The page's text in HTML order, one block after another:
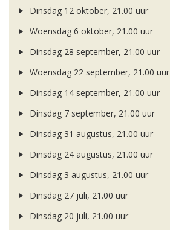
Dinsdag 12 oktober, 21.00 uur
Woensdag 6 oktober, 21.00 uur
Dinsdag 28 september, 21.00 uur
Woensdag 22 september, 21.00 uur
Dinsdag 14 september, 21.00 uur
Dinsdag 7 september, 21.00 uur
Dinsdag 31 augustus, 21.00 uur
Dinsdag 24 augustus, 21.00 uur
Dinsdag 3 augustus, 21.00 uur
Dinsdag 27 juli, 21.00 uur
Dinsdag 20 juli, 21.00 uur